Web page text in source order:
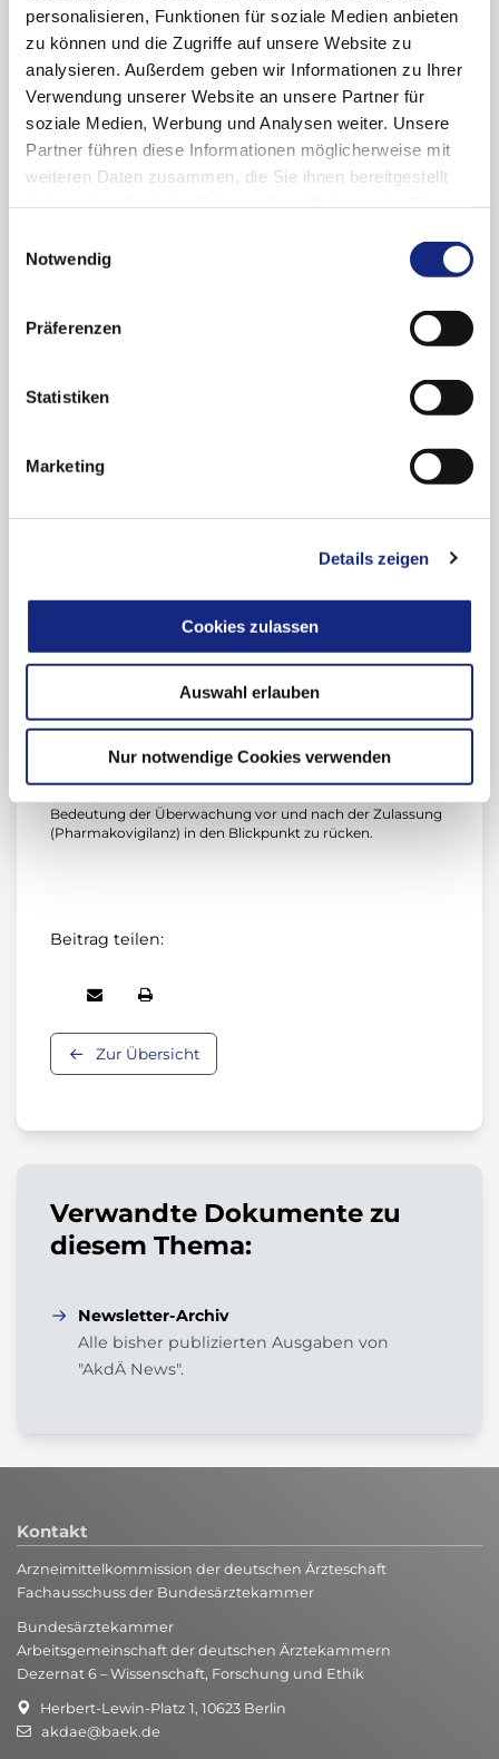
personalisieren, Funktionen für soziale Medien anbieten
zu können und die Zugriffe auf unsere Website zu
analysieren. Außerdem geben wir Informationen zu Ihrer
Verwendung unserer Website an unsere Partner für
soziale Medien, Werbung und Analysen weiter. Unsere
Partner führen diese Informationen möglicherweise mit
weiteren Daten zusammen, die Sie ihnen bereitgestellt
Cookies, wenn Sie unsere Webseite weiterhin
Notwendig
Präferenzen
Statistiken
Marketing
Details zeigen
Cookies zulassen
Auswahl erlauben
Nur notwendige Cookies verwenden
zehnjähriges Jubiläum der internationalen
Kampagne #MedSafetyWeek
Langzeitfolgen von COVID-19-Erkrankung und
Impfung: Die BMG-geförderten
Forschungsprojekte prevCOV und
COVYOUTHdata zu Post-COVID- und Post-VAC-
Syndrom
PRAC-Empfehlungen im Rahmen von EU-
Neufassung des Wortlauts der
Ausgaben finden Sie unter folgenden Links:
www.pei.de/bulletin-sicherheit
Bedeutung der Überwachung vor und nach der Zulassung
(Pharmakovigi­lanz) in den Blickpunkt zu rücken.
Beitrag teilen:
Zur Übersicht
Verwandte Dokumente zu
diesem Thema:
Newsletter-Archiv
Alle bisher publizierten Ausgaben von
"AkdÄ News".
Kontakt
Arzneimittelkommission der deutschen Ärzteschaft
Fachausschuss der Bundesärztekammer
Bundesärztekammer
Arbeitsgemeinschaft der deutschen Ärztekammern
Dezernat 6 – Wissenschaft, Forschung und Ethik
Herbert-Lewin-Platz 1, 10623 Berlin
akdae@baek.de